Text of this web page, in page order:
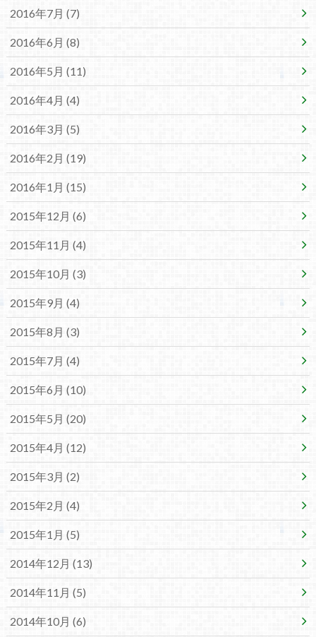
2016年7月 (7)
2016年6月 (8)
2016年5月 (11)
2016年4月 (4)
2016年3月 (5)
2016年2月 (19)
2016年1月 (15)
2015年12月 (6)
2015年11月 (4)
2015年10月 (3)
2015年9月 (4)
2015年8月 (3)
2015年7月 (4)
2015年6月 (10)
2015年5月 (20)
2015年4月 (12)
2015年3月 (2)
2015年2月 (4)
2015年1月 (5)
2014年12月 (13)
2014年11月 (5)
2014年10月 (6)